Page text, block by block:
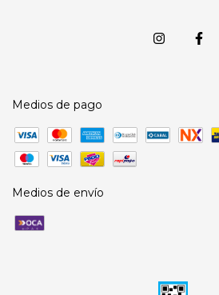
Medios de pago
Medios de envío